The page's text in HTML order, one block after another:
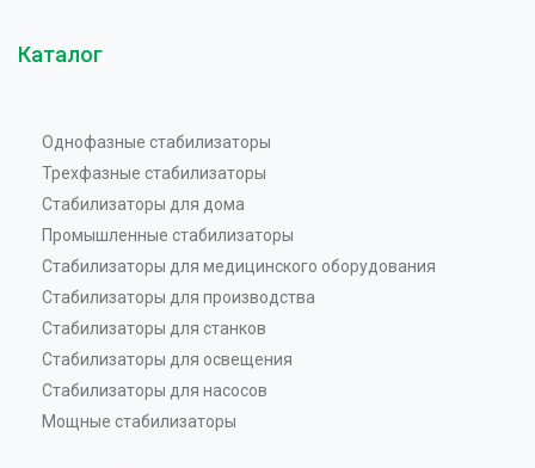
Каталог
Однофазные стабилизаторы
Трехфазные стабилизаторы
Стабилизаторы для дома
Промышленные стабилизаторы
Стабилизаторы для медицинского оборудования
Стабилизаторы для производства
Стабилизаторы для станков
Стабилизаторы для освещения
Стабилизаторы для насосов
Мощные стабилизаторы